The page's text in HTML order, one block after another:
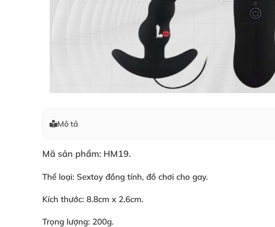
Mô tả
Mã sản phẩm: HM19.
Thể loại: Sextoy đồng tính, đồ chơi cho gay.
Kích thước: 8.8cm x 2.6cm.
Trọng lượng: 200g.